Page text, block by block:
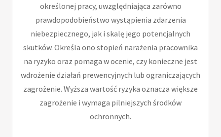
określonej pracy, uwzględniająca zarówno
prawdopodobieństwo wystąpienia zdarzenia
niebezpiecznego, jak i skalę jego potencjalnych
skutków. Określa ono stopień narażenia pracownika
na ryzyko oraz pomaga w ocenie, czy konieczne jest
wdrożenie działań prewencyjnych lub ograniczających
zagrożenie. Wyższa wartość ryzyka oznacza większe
zagrożenie i wymaga pilniejszych środków
ochronnych.